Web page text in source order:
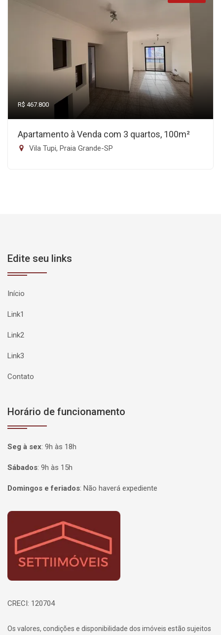
R$ 467.800
Apartamento à Venda com 3 quartos, 100m²
Vila Tupi, Praia Grande-SP
Edite seu links
Início
Link1
Link2
Link3
Contato
Horário de funcionamento
Seg à sex: 9h às 18h
Sábados: 9h às 15h
Domingos e feriados: Não haverá expediente
Página inicial
CRECI: 120704
Os valores, condições e disponibilidade dos imóveis estão sujeitos